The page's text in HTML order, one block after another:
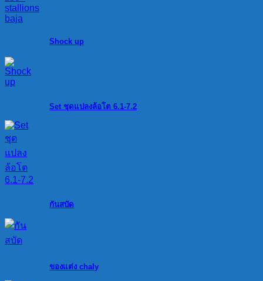
Shock up
Set ชุดแปลงล้อโต 6.1-7.2
กันสบัด
ของแต่ง chaly